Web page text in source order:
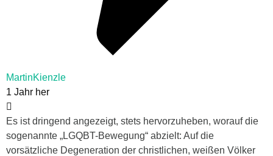
MartinKienzle
1 Jahr her
Es ist dringend angezeigt, stets hervorzuheben, worauf die
sogenannte „LGQBT-Bewegung“ abzielt: Auf die
vorsätzliche Degeneration der christlichen, weißen Völker